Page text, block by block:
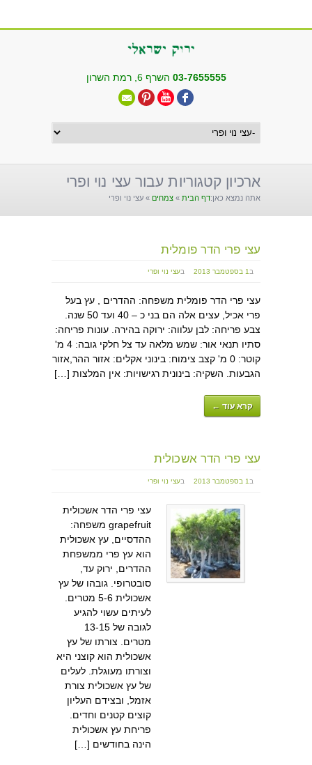
03-7655555 השרף 6, רמת השרון
ארכיון קטגוריות עבור עצי נוי ופרי
אתה נמצא כאן:דף הבית » צמחים » עצי נוי ופרי
עצי פרי הדר פומלית
ב1 בספטמבר 2013 בעצי נוי ופרי
עצי פרי הדר פומלית משפחה: ההדרים , עץ בעל
פרי אכיל, עצים אלה הם בני כ – 40 ועד 50 שנה.
צבע פריחה: לבן עלווה: ירוקה בהירה. עונות פריחה:
סתיו תנאי אור: שמש מלאה עד צל חלקי גובה: 4 מ'
קוטר: 0 מ' קצב צימוח: בינוני אקלים: אזור ההר,אזור
הגבעות. השקיה: בינונית רגישויות: אין המלצות […]
קרא עוד ←
עצי פרי הדר אשכולית
ב1 בספטמבר 2013 בעצי נוי ופרי
עצי פרי הדר אשכולית
grapefruit משפחה:
ההדסיים, עץ אשכולית
הוא עץ פרי ממשפחת
ההדרים, ירוק עד,
סובטרופי. גובהו של עץ
אשכולית 5-6 מטרים.
לעיתים עשוי להגיע
לגובה של 13-15
מטרים. צורתו של עץ
אשכולית הוא קוצני היא
וצורתו מעוגלת. לעלים
של עץ אשכולית צורת
אזמל, ובצידם העליון
קוצים קטנים וחדים.
פריחת עץ אשכולית
הינה בחודשים […]